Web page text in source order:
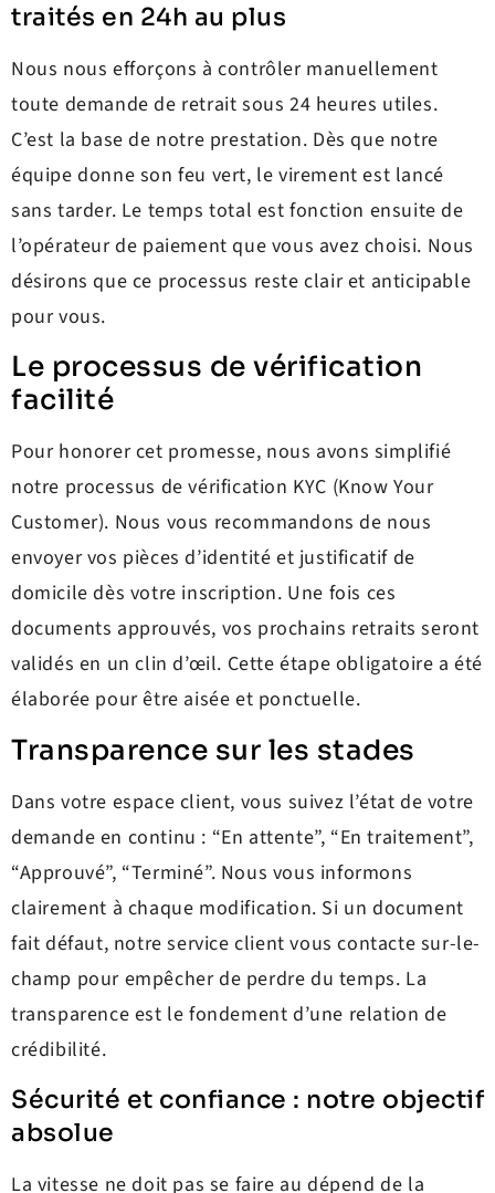
traités en 24h au plus
Nous nous efforçons à contrôler manuellement
toute demande de retrait sous 24 heures utiles.
C’est la base de notre prestation. Dès que notre
équipe donne son feu vert, le virement est lancé
sans tarder. Le temps total est fonction ensuite de
l’opérateur de paiement que vous avez choisi. Nous
désirons que ce processus reste clair et anticipable
pour vous.
Le processus de vérification
facilité
Pour honorer cet promesse, nous avons simplifié
notre processus de vérification KYC (Know Your
Customer). Nous vous recommandons de nous
envoyer vos pièces d’identité et justificatif de
domicile dès votre inscription. Une fois ces
documents approuvés, vos prochains retraits seront
validés en un clin d’œil. Cette étape obligatoire a été
élaborée pour être aisée et ponctuelle.
Transparence sur les stades
Dans votre espace client, vous suivez l’état de votre
demande en continu : “En attente”, “En traitement”,
“Approuvé”, “Terminé”. Nous vous informons
clairement à chaque modification. Si un document
fait défaut, notre service client vous contacte sur-le-
champ pour empêcher de perdre du temps. La
transparence est le fondement d’une relation de
crédibilité.
Sécurité et confiance : notre objectif
absolue
La vitesse ne doit pas se faire au dépend de la